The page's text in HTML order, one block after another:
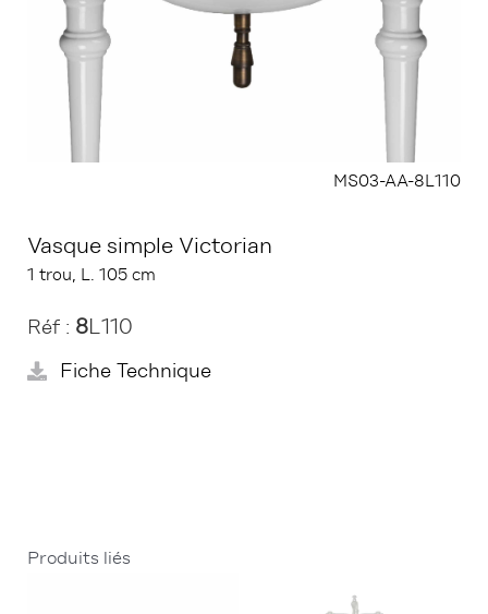
MS03-AA-8L110
Vasque simple Victorian
1 trou, L. 105 cm
Réf : 8L110
Fiche Technique
Produits liés